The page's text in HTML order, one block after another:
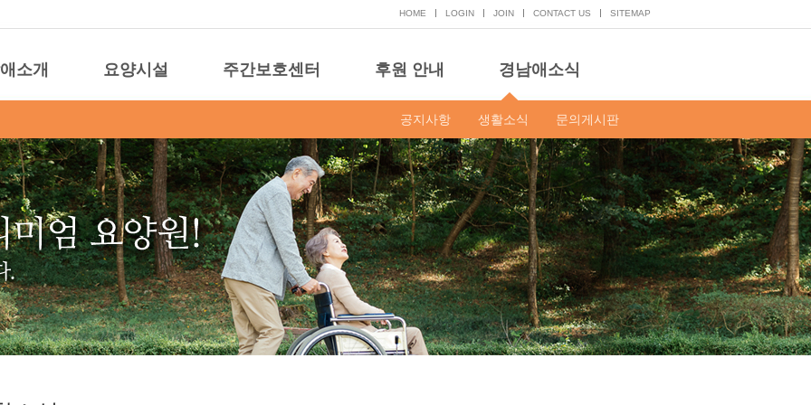
HOME LOGIN JOIN CONTACT US SITEMAP
소개 요양시설 주간보호센터 후원 안내 경남애소식
공지사항 생활소식 문의게시판